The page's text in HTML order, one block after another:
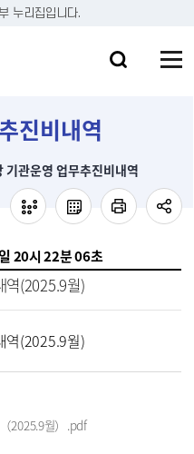
가기
누리집입니다.
진비내역
기관운영 업무추진비내역
20시 22분 06초
역(2025.9월)
역(2025.9월)
2025.9월）.pdf